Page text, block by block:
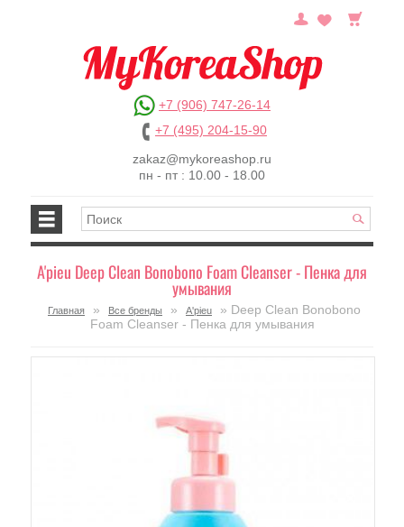
+7 (906) 747-26-14
+7 (495) 204-15-90
zakaz@mykoreashop.ru
пн - пт : 10.00 - 18.00
A'pieu Deep Clean Bonobono Foam Cleanser - Пенка для
умывания
Главная » Все бренды » A'pieu
» Deep Clean Bonobono
Foam Cleanser - Пенка для умывания